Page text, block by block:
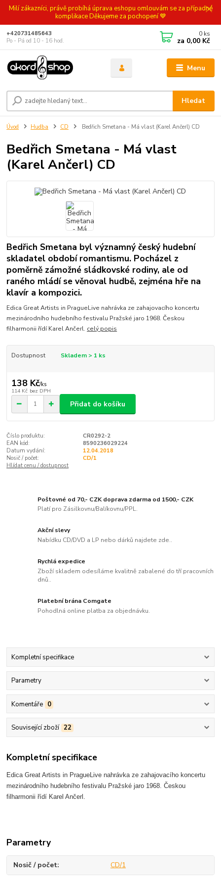
Milí zákazníci, právě probíhá úprava eshopu omlouvám se za případné
komplikace Děkujeme za pochopení 💙
Menu
Hledat
+420731485643
Po - Pá od 10 - 16 hod.
0 ks
za 0,00 Kč
Úvod Hudba CD Bedřich Smetana - Má vlast (Karel Ančerl) CD
Bedřich Smetana - Má vlast
(Karel Ančerl) CD
Bedřich Smetana byl významný český hudební
skladatel období romantismu. Pocházel z
poměrně zámožné sládkovské rodiny, ale od
raného mládí se věnoval hudbě, zejména hře na
klavír a kompozici.
Edica Great Artists in PragueLive nahrávka ze zahajovacího koncertu
mezinárodního hudebního festivalu Pražské jaro 1968. Českou
filharmonii řídí Karel Ančerl. celý popis
Dostupnost Skladem > 1 ks
138 Kč/ks
114 Kč bez DPH
Přidat do košíku
Číslo produktu:
CR0292-2
EAN kód:
8590236029224
Datum vydání:
12.04.2018
Nosič / počet:
CD/1
Hlídat cenu / dostupnost
Poštovné od 70,- CZK doprava zdarma od 1500,- CZK
Platí pro Zásilkovnu/Balíkovnu/PPL.
Akční slevy
Nabídku CD/DVD a LP nebo dárků najdete zde..
Rychlá expedice
Zboží skladem odesíláme kvalitně zabalené do tří pracovních
dnů..
Platební brána Comgate
Pohodlná online platba za objednávku.
Kompletní specifikace
Parametry
Komentáře 0
Související zboží 22
Kompletní specifikace
Edica Great Artists in PragueLive nahrávka ze zahajovacího koncertu
mezinárodního hudebního festivalu Pražské jaro 1968. Českou
filharmonii řídí Karel Ančerl.
Parametry
Nosič / počet CD/1